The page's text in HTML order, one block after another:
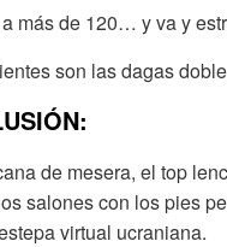
más de 120… y va y
son las dagas
de mesera, el top
salones con los pies
virtual ucraniana.